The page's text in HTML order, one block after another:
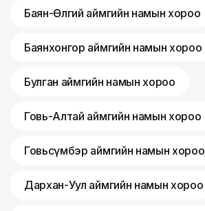
Баян-Өлгий аймгийн намын хороо
Баянхонгор аймгийн намын хороо
Булган аймгийн намын хороо
Говь-Алтай аймгийн намын хороо
Говьсүмбэр аймгийн намын хороо
Дархан-Уул аймгийн намын хороо